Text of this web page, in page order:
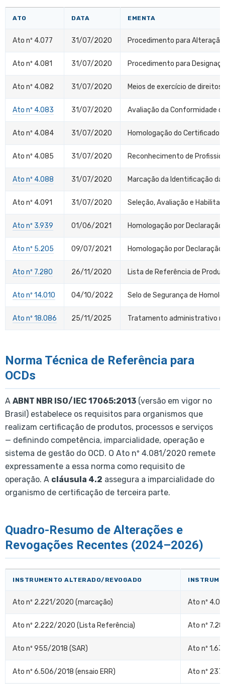
ATO DATA EMENTA
Ato nº 4.077 31/07/2020 Procedimento para
Ato nº 4.081 31/07/2020 Procedimento para
Ato nº 4.082 31/07/2020 Meios de exercício de
Ato nº 4.083 31/07/2020 Avaliação da Conformidade
Ato nº 4.084 31/07/2020 Homologação do Certificado
Ato nº 4.085 31/07/2020 Reconhecimento de
Ato nº 4.088 31/07/2020 Marcação da Identificação da
Ato nº 4.091 31/07/2020 Seleção, Avaliação e
Ato nº 3.939 01/06/2021 Homologação por
Ato nº 5.205 09/07/2021 Homologação por
Ato nº 7.280 26/11/2020 Lista de Referência de
Ato nº 14.010 04/10/2022 Selo de Segurança de
Ato nº 18.086 25/11/2025 Tratamento administrativo no
Norma Técnica de Referência para
OCDs
A ABNT NBR ISO/IEC 17065:2013 (versão em vigor no
Brasil) estabelece os requisitos para organismos que
realizam certificação de produtos, processos e serviços
— definindo competência, imparcialidade, operação e
sistema de gestão do OCD. O Ato nº 4.081/2020 remete
expressamente a essa norma como requisito de
operação. A cláusula 4.2 assegura a imparcialidade do
organismo de certificação de terceira parte.
Quadro-Resumo de Alterações e
Revogações Recentes (2024–2026)
INSTRUMENTO ALTERADO/REVOGADO
Ato nº 2.221/2020 (marcação) Ato nº
Ato nº 2.222/2020 (Lista Referência) Ato nº
Ato nº 955/2018 (SAR) Ato nº
Ato nº 6.506/2018 (ensaio ERR) Ato nº